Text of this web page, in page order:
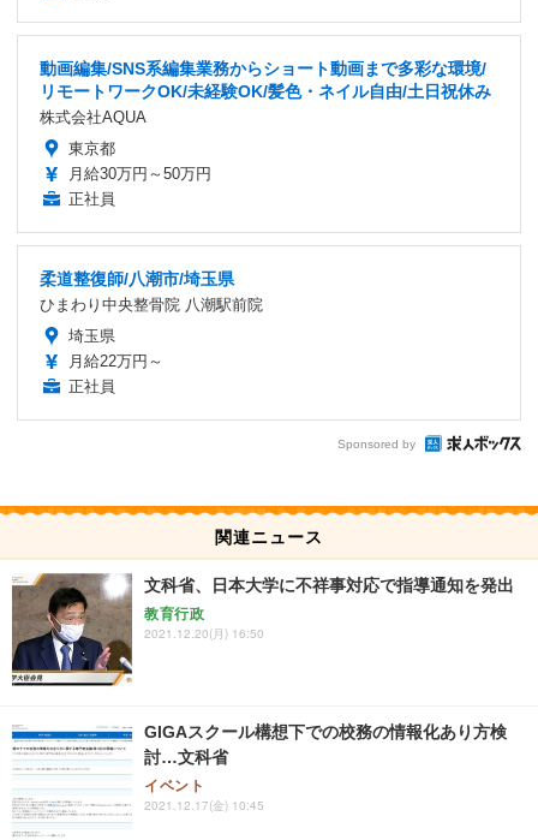
動画編集/SNS系編集業務からショート動画まで多彩な環境/
リモートワークOK/未経験OK/髪色・ネイル自由/土日祝休み
株式会社AQUA
東京都
月給30万円～50万円
正社員
柔道整復師/八潮市/埼玉県
ひまわり中央整骨院 八潮駅前院
埼玉県
月給22万円～
正社員
Sponsored by
関連ニュース
文科省、日本大学に不祥事対応で指導通知を発出
教育行政
2021.12.20(月) 16:50
GIGAスクール構想下での校務の情報化あり方検
討…文科省
イベント
2021.12.17(金) 10:45